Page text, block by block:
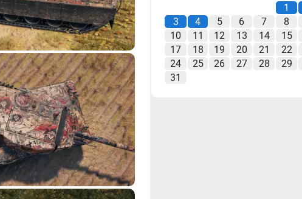
1
3
4 5 6 7
8
10
11 12 13 14
15
17
18 19 20 21
22
24
25 26 27 28
29
31